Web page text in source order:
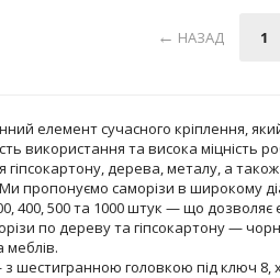
НАЗАД 1
елемент сучасного кріплення,
використання та висока
гіпсокартону, дерева, металу, а
пропонуємо саморізи в широкому
400, 500 та 1000 штук — що
по дереву та гіпсокартону —
меблів.
шестигранною головкою під ключ 8,